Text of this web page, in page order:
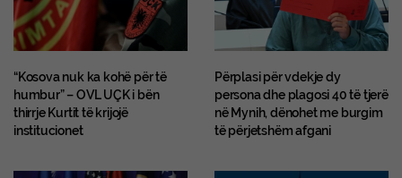
“Kosova nuk ka kohë për të
humbur” – OVL UÇK i bën
thirrje Kurtit të krijojë
institucionet
Përplasi për vdekje dy
persona dhe plagosi 40 të tjerë
në Mynih, dënohet me burgim
të përjetshëm afgani